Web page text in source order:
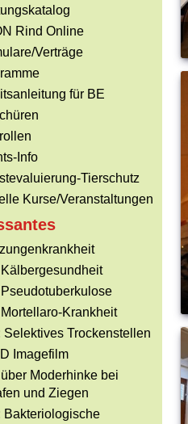
Rind Online
Verträge
für BE
Info
Tierschutz
Kurse/Veranstaltungen
Krankheit
Selektives Trockenstellen
Imagefilm
Moderhinke bei
und Ziegen
Bakteriologische